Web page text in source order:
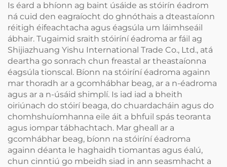
Is éard a bhíonn ag baint úsáide as stóirín éadrom
ná cuid den eagraíocht do ghnóthais a dteastaíonn
réitigh éifeachtacha agus éagsúla um láimhseáil
ábhair. Tugaimid sraith stóiríní éadroma ar fáil ag
Shijiazhuang Yishu International Trade Co., Ltd., atá
deartha go sonrach chun freastal ar theastaíonna
éagsúla tionscal. Bíonn na stóiríní éadroma againn
mar thoradh ar a gcomhábhar beag, ar a n-éadroma
agus ar a n-úsáid shimplí. Is iad iad a bheith
oiriúnach do stóirí beaga, do chuardacháin agus do
chomhshuíomhanna eile áit a bhfuil spás teoranta
agus iompar tábhachtach. Mar gheall ar a
gcomhábhar beag, bíonn na stóiríní éadroma
againn déanta le haghaidh tiomantas agus éalú,
chun cinntiú go mbeidh siad in ann seasmhacht a